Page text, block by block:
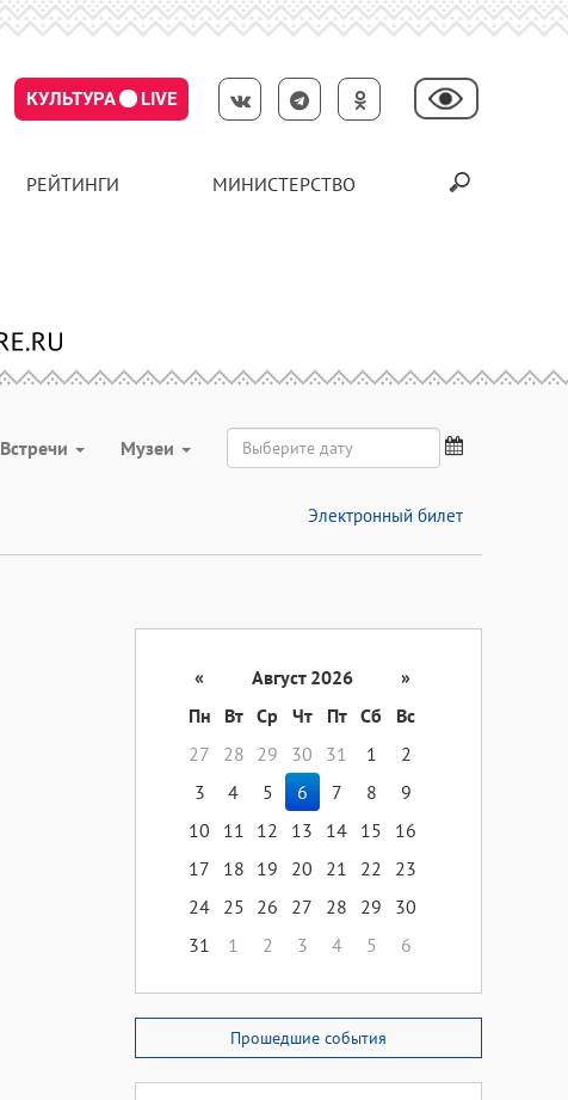
КУЛЬТУРА LIVE
РЕЙТИНГИ МИНИСТЕРСТВО
Встречи Музеи
Электронный билет
« Август 2026
»
Пн
Вт Ср Чт Пт Сб
Вс
27
28 29 30 31 1
2
3
4 5 6 7 8
9
10
11 12 13 14 15
16
17
18 19 20 21 22
23
24 25 26 27 28 29
30
31
1 2 3 4 5 6
Прошедшие события